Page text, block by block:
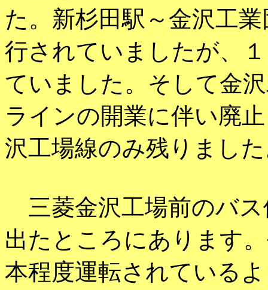
た。新杉田駅～金沢工
行されていましたが、
ていました。そして金
ラインの開業に伴い廃
沢工場線のみ残りまし
三菱金沢工場前のバ
出たところにあります
本程度運転されている